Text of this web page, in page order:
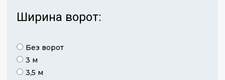
Ширина ворот:
Без ворот
3 м
3,5 м